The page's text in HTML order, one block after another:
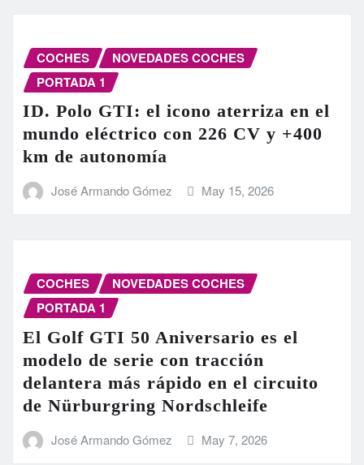
COCHES
NOVEDADES COCHES
PORTADA 1
ID. Polo GTI: el icono aterriza en el
mundo eléctrico con 226 CV y +400
km de autonomía
José Armando Gómez May 15, 2026
COCHES
NOVEDADES COCHES
PORTADA 1
El Golf GTI 50 Aniversario es el
modelo de serie con tracción
delantera más rápido en el circuito
de Nürburgring Nordschleife
José Armando Gómez May 7, 2026